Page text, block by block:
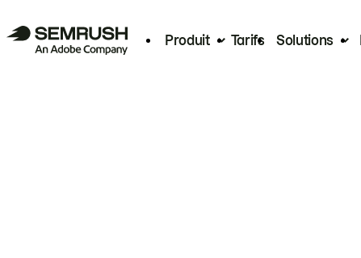
Produit Tarifs Solutions